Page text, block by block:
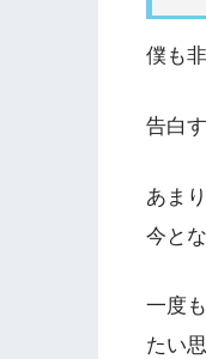
僕も
告白
あま
今と
一度
たい